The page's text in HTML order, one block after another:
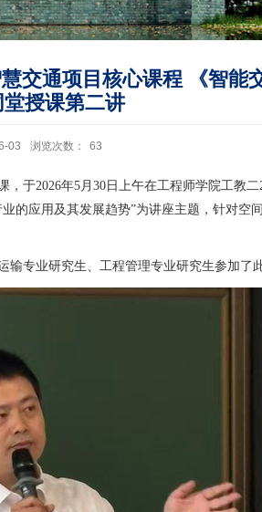
交通项目核心课程 《智能
授课第二讲
03 浏览次数： 63
，于2026年5月 30 日上午在工程师学院工教二
的应用及其发展趋势”为讲座主题，针对空间
输专业研究生、工程管理专业研究生参加了